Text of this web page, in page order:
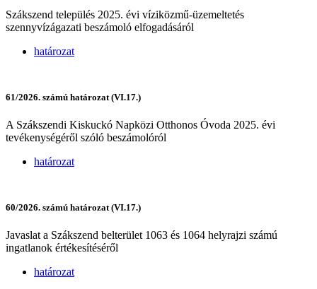
Szákszend település 2025. évi víziközmű-üzemeltetés
szennyvízágazati beszámoló elfogadásáról
határozat
61/2026. számú határozat (VI.17.)
A Szákszendi Kiskuckó Napközi Otthonos Óvoda 2025. évi
tevékenységéről szóló beszámolóról
határozat
60/2026. számú határozat (VI.17.)
Javaslat a Szákszend belterület 1063 és 1064 helyrajzi számú
ingatlanok értékesítéséről
határozat